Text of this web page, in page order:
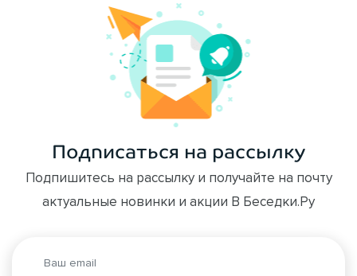
Подписаться на рассылку
Подпишитесь на рассылку и получайте на почту
актуальные новинки и акции В Беседки.Ру